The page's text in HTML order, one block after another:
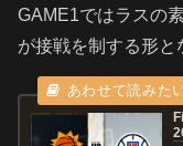
GAME1ではラスの
が接戦を制する形と